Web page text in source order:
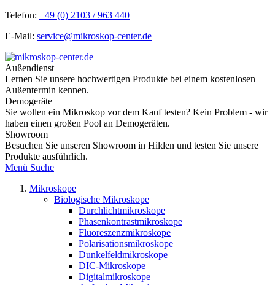
Telefon: +49 (0) 2103 / 963 440
E-Mail: service@mikroskop-center.de
Außendienst
Lernen Sie unsere hochwertigen Produkte bei einem kostenlosen
Außentermin kennen.
Demogeräte
Sie wollen ein Mikroskop vor dem Kauf testen? Kein Problem - wir
haben einen großen Pool an Demogeräten.
Showroom
Besuchen Sie unseren Showroom in Hilden und testen Sie unsere
Produkte ausführlich.
Menü Suche
Mikroskope
Biologische Mikroskope
Durchlichtmikroskope
Phasenkontrastmikroskope
Fluoreszenzmikroskope
Polarisationsmikroskope
Dunkelfeldmikroskope
DIC-Mikroskope
Digitalmikroskope